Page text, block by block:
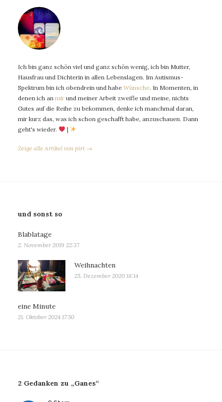
Ich bin ganz schön viel und ganz schön wenig, ich bin Mutter,
Hausfrau und Dichterin in allen Lebenslagen. Im Autismus-
Spektrum bin ich obendrein und habe Wünsche. In Momenten, in
denen ich an mir und meiner Arbeit zweifle und meine, nichts
Gutes auf die Reihe zu bekommen, denke ich manchmal daran,
mir kurz das, was ich schon geschafft habe, anzuschauen. Dann
geht's wieder.
|
Zeige alle Artikel von piri →
und sonst so
Blablatage
2. November 2019 22:37
Weihnachten
25. Dezember 2020 18:14
eine Minute
21. Oktober 2024 17:50
2 Gedanken zu „Ganes“